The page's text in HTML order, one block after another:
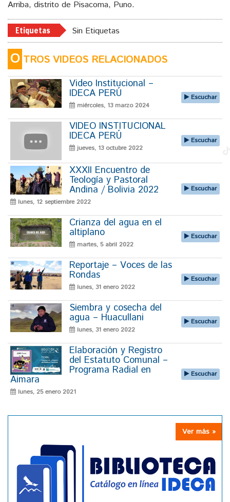
Arriba, distrito de Pisacoma, Puno.
Etiquetas Sin Etiquetas
O TROS VIDEOS RELACIONADOS
Video Institucional –
IDECA PERÚ
miércoles, 13 marzo 2024
Escuchar
VIDEO INSTITUCIONAL
IDECA PERÚ
jueves, 13 octubre 2022
Escuchar
XXXII Encuentro de
Teología y Pastoral
Andina / Bolivia 2022
lunes, 12 septiembre 2022
Escuchar
Crianza del agua en el
altiplano
martes, 5 abril 2022
Escuchar
Reportaje – Voces de las
Rondas
lunes, 31 enero 2022
Escuchar
Siembra y cosecha del
agua – Huacullani
lunes, 31 enero 2022
Escuchar
Elaboración y Registro
del Estatuto Comunal –
Programa Radial en
Aimara
lunes, 25 enero 2021
Escuchar
Ver más »